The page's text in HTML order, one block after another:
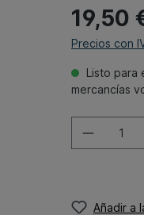
19,50
Precios con
Listo para
mercancías
Añadir a